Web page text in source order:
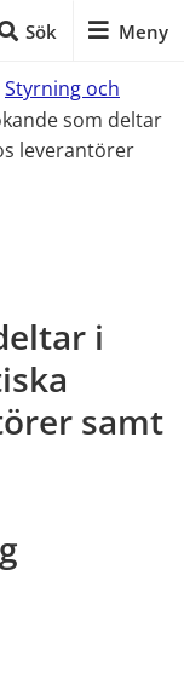
Sök Meny
Styrning och
som deltar
leverantörer
i
samt